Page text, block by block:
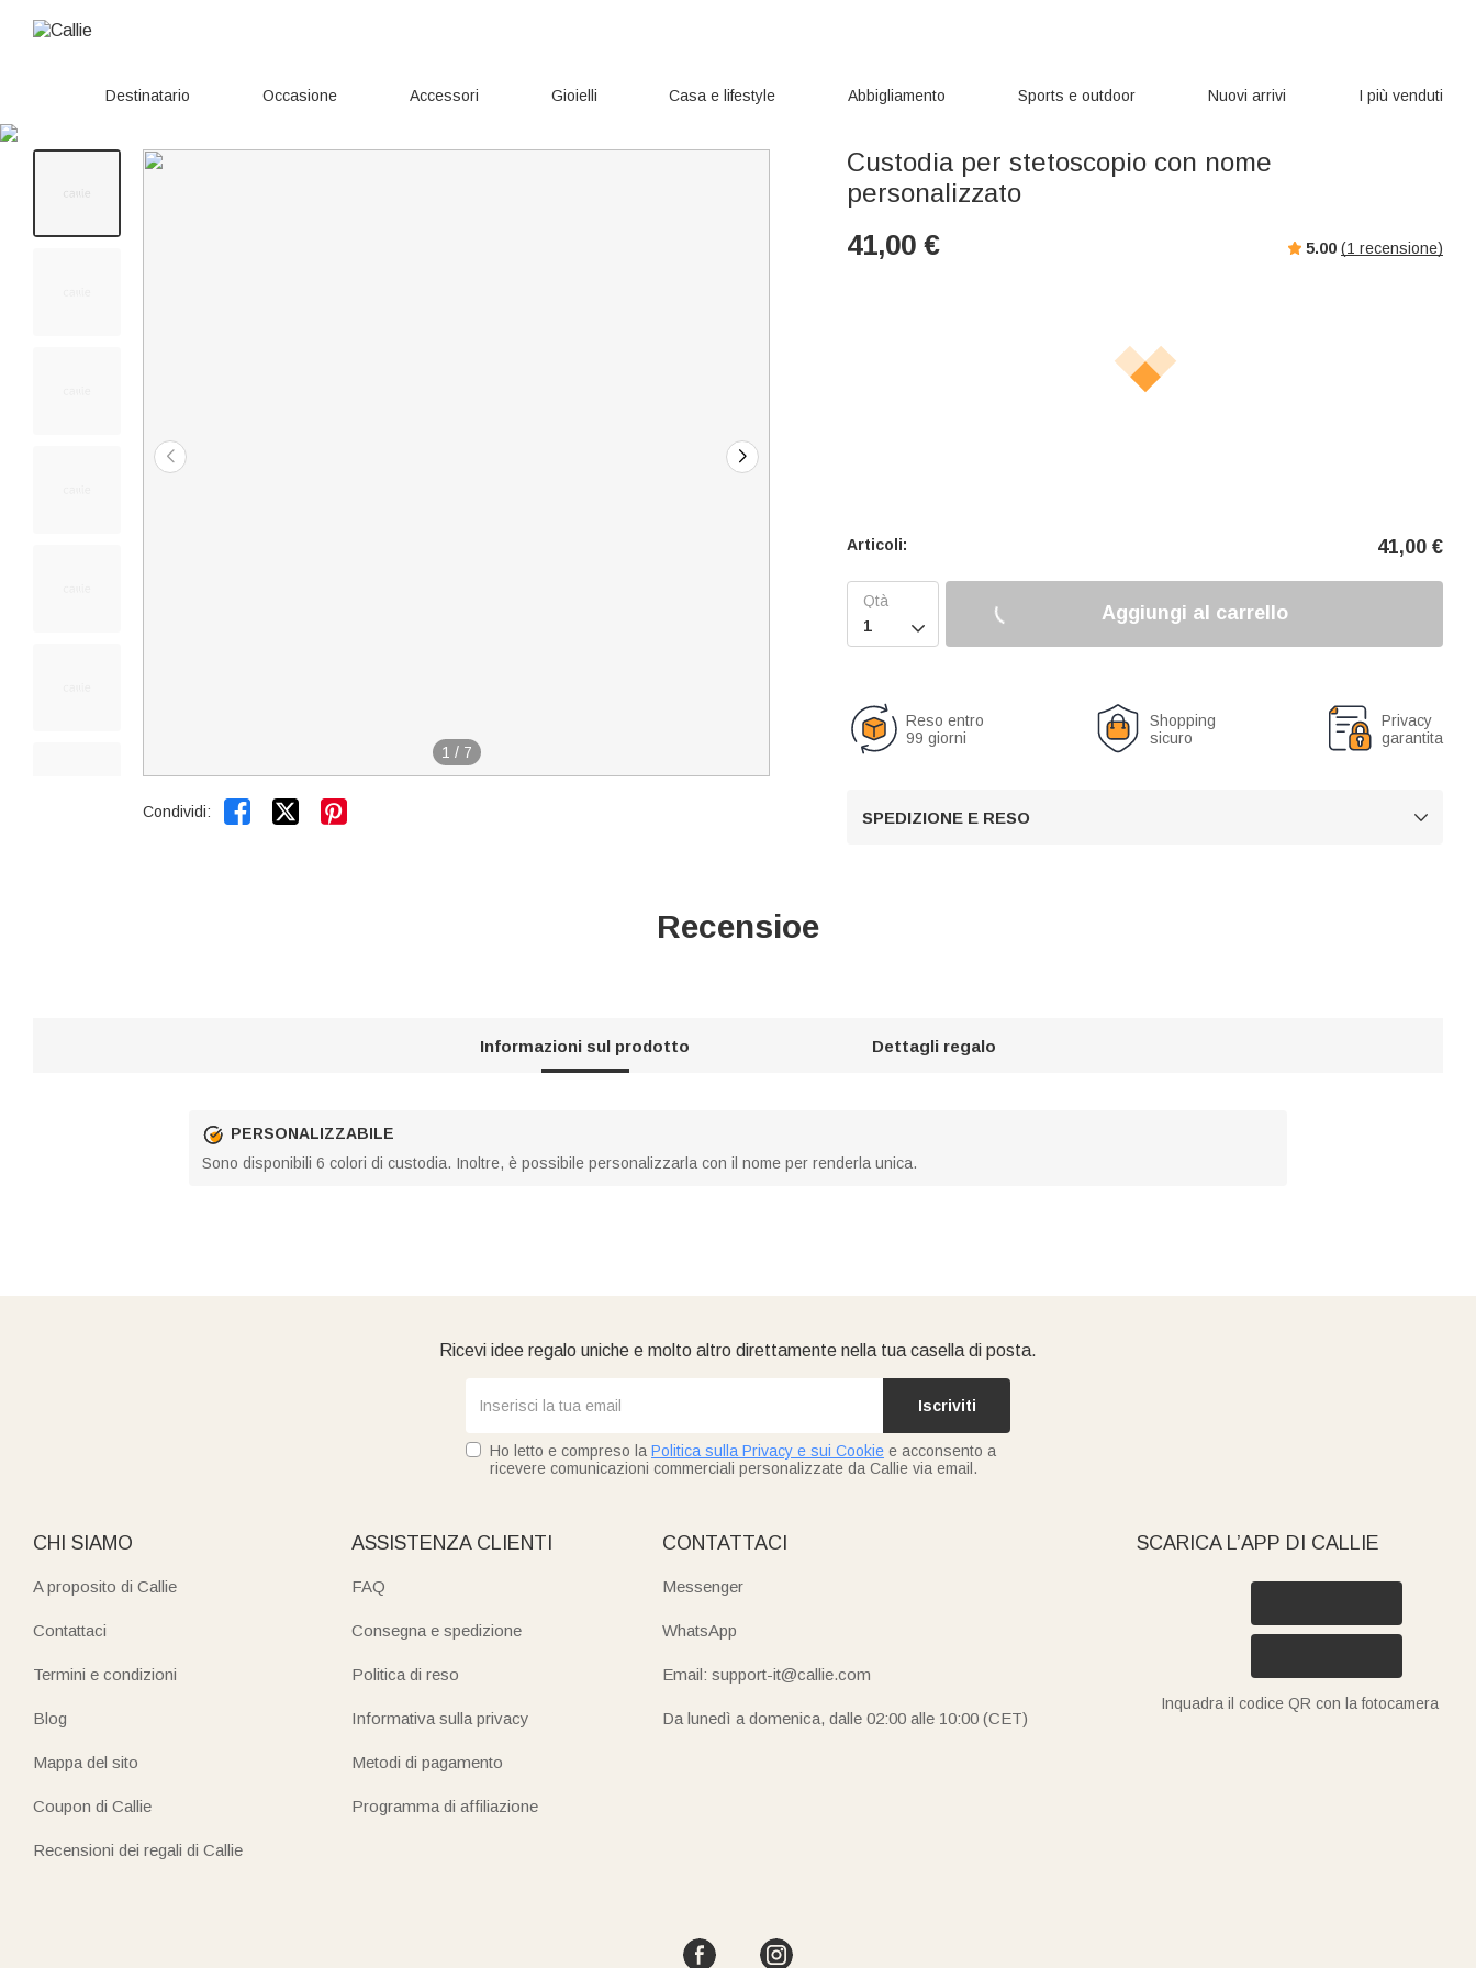
Destinatario Occasione Accessori Gioielli Casa e lifestyle Abbigliamento Sports e outdoor Nuovi arrivi I più venduti
1 / 7
Condividi:  
Custodia per stetoscopio con nome
personalizzato
41,00 € 5.00 (1 recensione)
Articoli: 41,00 €

Aggiungi al carrello
Reso entro
99 giorni
Shopping
sicuro
Privacy
garantita
SPEDIZIONE E RESO 
Recensioe
Informazioni sul prodotto Dettagli regalo
PERSONALIZZABILE
Sono disponibili 6 colori di custodia. Inoltre, è possibile personalizzarla con il nome per renderla unica.
Ricevi idee regalo uniche e molto altro direttamente nella tua casella di posta.
Iscriviti
Ho letto e compreso la Politica sulla Privacy e sui Cookie e acconsento a
ricevere comunicazioni commerciali personalizzate da Callie via email.
CHI SIAMO
A proposito di Callie
Contattaci
Termini e condizioni
Blog
Mappa del sito
Coupon di Callie
Recensioni dei regali di Callie
ASSISTENZA CLIENTI
FAQ
Consegna e spedizione
Politica di reso
Informativa sulla privacy
Metodi di pagamento
Programma di affiliazione
CONTATTACI
Messenger
WhatsApp
Email: support-it@callie.com
Da lunedì a domenica, dalle 02:00 alle 10:00 (CET)
SCARICA L’APP DI CALLIE
Inquadra il codice QR con la fotocamera